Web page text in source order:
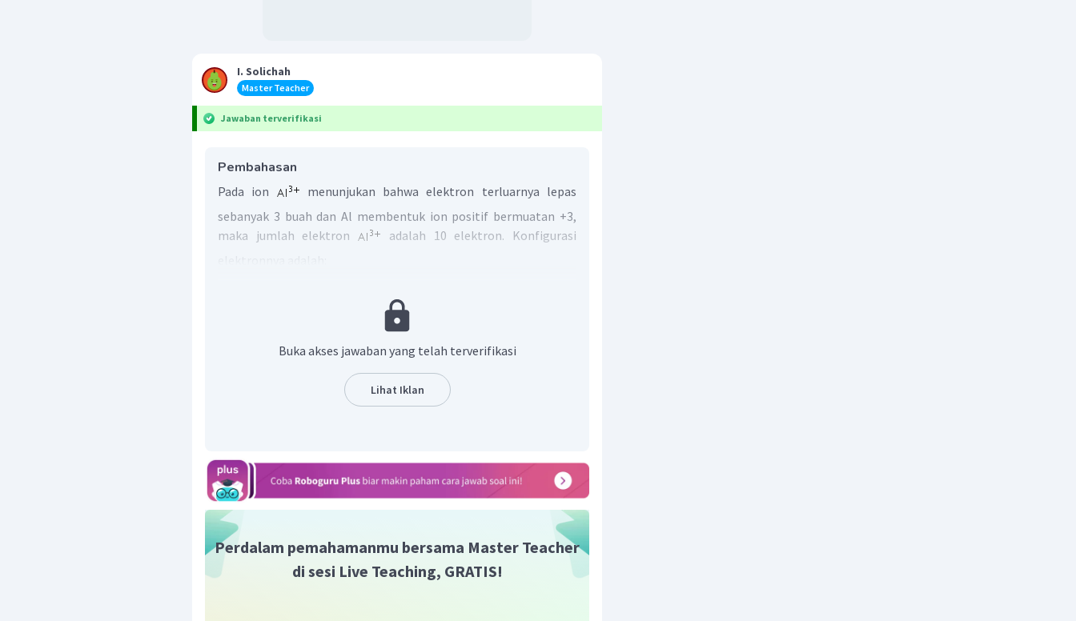
I. Solichah
Master Teacher
Jawaban terverifikasi
Pembahasan
Pada ion
menunjukan bahwa elektron terluarnya lepas
sebanyak 3 buah dan Al membentuk ion positif bermuatan +3,
maka jumlah elektron
adalah 10 elektron. Konfigurasi
Jadi konfigurasi elektron terluranya adalah
Oleh karena itu, jawaban yang benar adalah A.
Buka akses jawaban yang telah terverifikasi
Lihat Iklan
Perdalam pemahamanmu bersama Master Teacher
di sesi Live Teaching, GRATIS!